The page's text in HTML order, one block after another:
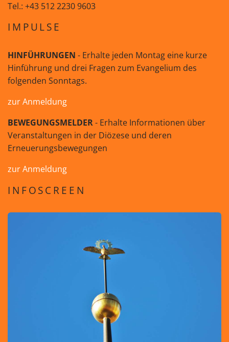
Tel.: +43 512 2230 9603
IMPULSE
HINFÜHRUNGEN - Erhalte jeden Montag eine kurze
Hinführung und drei Fragen zum Evangelium des
folgenden Sonntags.
zur Anmeldung
BEWEGUNGSMELDER- Erhalte Informationen über
Veranstaltungen in der Diözese und deren
Erneuerungsbewegungen
zur Anmeldung
INFOSCREEN